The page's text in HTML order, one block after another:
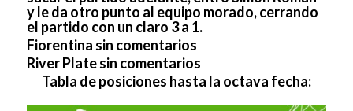
y le da otro punto al equipo morado, cerrando
el partido con un claro 3 a 1.
Fiorentina sin comentarios
River Plate sin comentarios
Tabla de posiciones hasta la octava fecha: